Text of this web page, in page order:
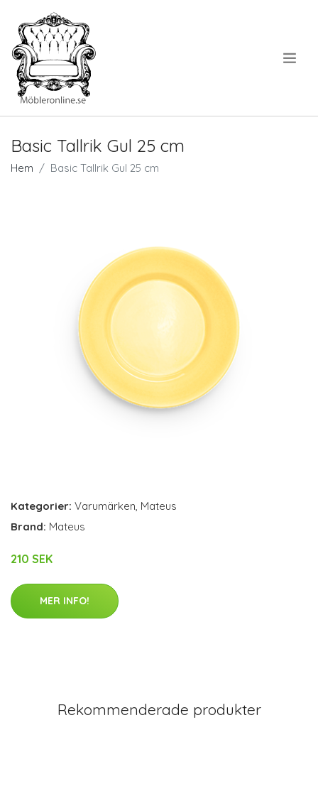
Basic Tallrik Gul 25 cm
Hem Basic Tallrik Gul 25 cm
Kategorier: Varumärken, Mateus
Brand: Mateus
210 SEK
MER INFO!
Rekommenderade produkter